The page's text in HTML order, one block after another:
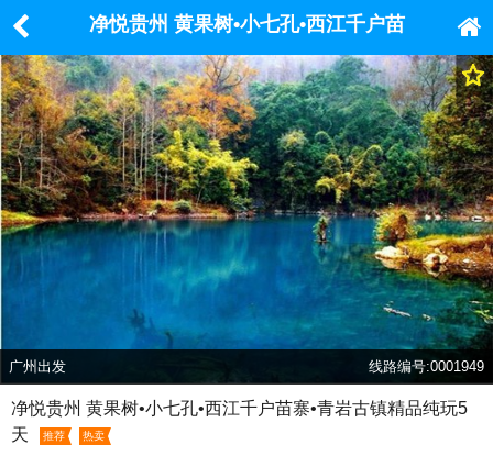
净悦贵州 黄果树•小七孔•西江千户苗
寨•青岩古镇精品纯玩5天
广州出发 线路编号:0001949
净悦贵州 黄果树•小七孔•西江千户苗寨•青岩古镇精品纯玩5
天
推荐 热卖